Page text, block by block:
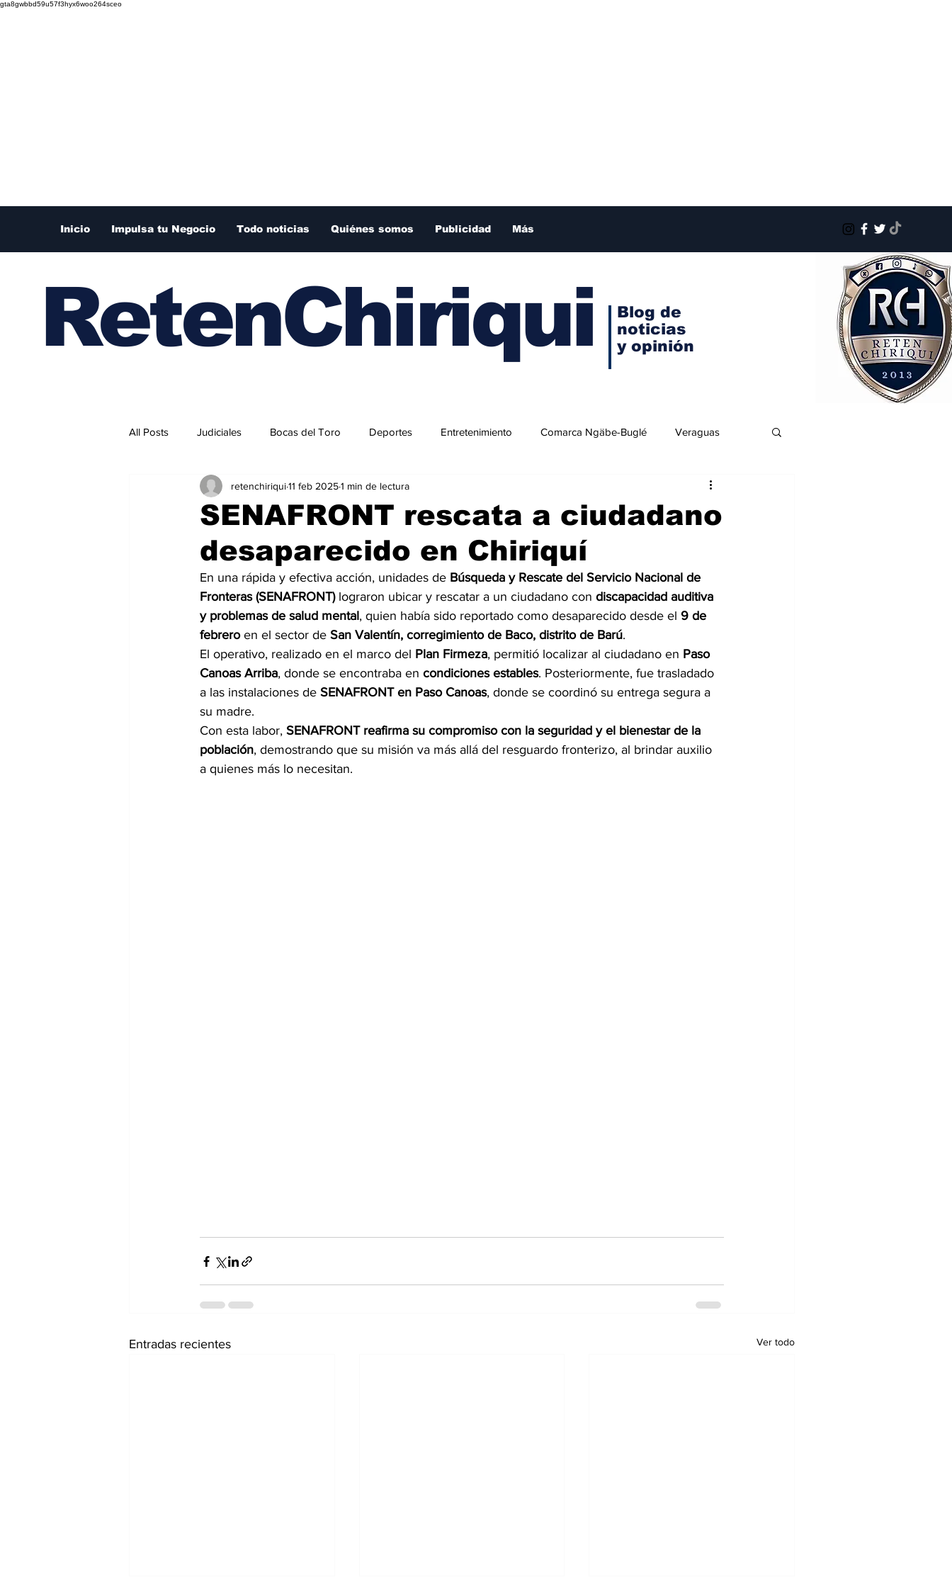
gta8gwbbd59u57f3hyx6woo264sceo
Inicio Impulsa tu Negocio Todo noticias Quiénes somos Publicidad Más
RetenChiriqui
Blog de
noticias
y opinión
All Posts Judiciales Bocas del Toro Deportes Entretenimiento Comarca Ngäbe-Buglé Veraguas
Internacionales
SENAFRONT rescata a ciudadano
desaparecido en Chiriquí
retenchiriqui11 feb 20251 min de lectura
En una rápida y efectiva acción, unidades de Búsqueda y Rescate del Servicio Nacional de
Fronteras (SENAFRONT) lograron ubicar y rescatar a un ciudadano con discapacidad auditiva
y problemas de salud mental, quien había sido reportado como desaparecido desde el 9 de
febrero en el sector de San Valentín, corregimiento de Baco, distrito de Barú.
El operativo, realizado en el marco del Plan Firmeza, permitió localizar al ciudadano en Paso
Canoas Arriba, donde se encontraba en condiciones estables. Posteriormente, fue trasladado
a las instalaciones de SENAFRONT en Paso Canoas, donde se coordinó su entrega segura a
su madre.
Con esta labor, SENAFRONT reafirma su compromiso con la seguridad y el bienestar de la
población, demostrando que su misión va más allá del resguardo fronterizo, al brindar auxilio
a quienes más lo necesitan.
Entradas recientes Ver todo